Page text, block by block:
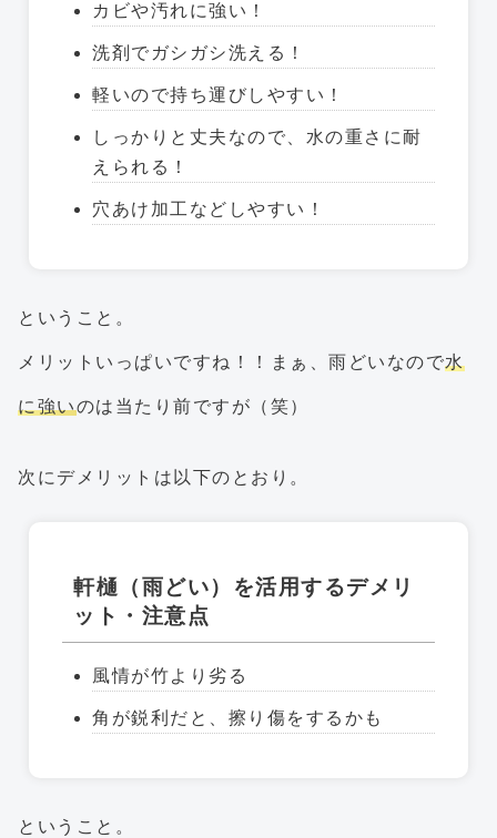
カビや汚れに強い！
洗剤でガシガシ洗える！
軽いので持ち運びしやすい！
しっかりと丈夫なので、水の重さに耐
えられる！
穴あけ加工などしやすい！
ということ。
メリットいっぱいですね！！まぁ、雨どいなので水
に強いのは当たり前ですが（笑）
次にデメリットは以下のとおり。
軒樋（雨どい）を活用するデメリ
ット・注意点
風情が竹より劣る
角が鋭利だと、擦り傷をするかも
ということ。